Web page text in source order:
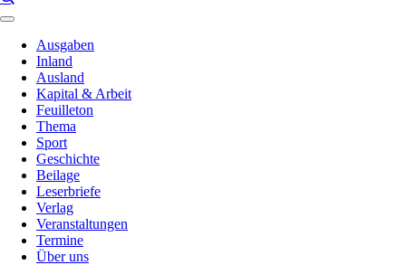
Ausgaben
Inland
Ausland
Kapital & Arbeit
Feuilleton
Thema
Sport
Geschichte
Beilage
Leserbriefe
Verlag
Veranstaltungen
Termine
Über uns